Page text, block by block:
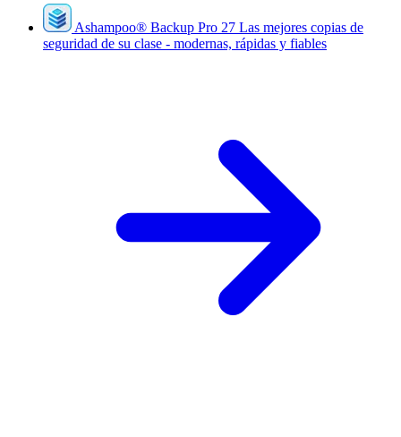
Ashampoo® Backup Pro 27 Las mejores copias de
seguridad de su clase - modernas, rápidas y fiables